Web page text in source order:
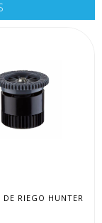
RIEGO HUNTER